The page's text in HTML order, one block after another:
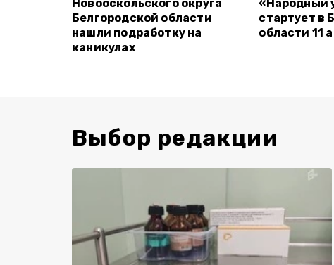
Новооскольского округа
Белгородской области
нашли подработку на
каникулах
«Народный
стартует в
области 11
Выбор редакции